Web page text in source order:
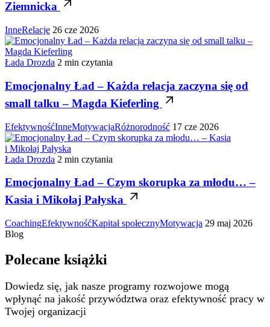
Ziemnicka
InneRelacje 26 cze 2026
Łada Drozda 2 min czytania
Emocjonalny Ład – Każda relacja zaczyna się od
small talku – Magda Kieferling
EfektywnośćInneMotywacjaRóżnorodność 17 cze 2026
Łada Drozda 2 min czytania
Emocjonalny Ład – Czym skorupka za młodu… –
Kasia i Mikołaj Pałyska
CoachingEfektywnośćKapitał społecznyMotywacja 29 maj 2026
Blog
Polecane książki
Dowiedz się, jak nasze programy rozwojowe mogą
wpłynąć na jakość przywództwa oraz efektywność pracy w
Twojej organizacji